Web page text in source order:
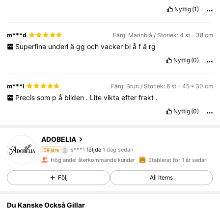
Nyttig (1)
m***d Färg: Marinblå / Storlek: 4 st - 38 cm
Superfina underl ä gg och vacker bl å f ä rg
Nyttig (0)
m***l Färg: Brun / Storlek: 6 st - 45 * 30 cm
Precis som p å bilden . Lite vikta efter frakt .
Nyttig (0)
ADOBELIA
Säljare
s***1
d***6 är på webben
4.85
1.6K Följare
Hög andel återkommande kunder Etablerat för 1 år sedan
Följ All Items
Du Kanske Också Gillar